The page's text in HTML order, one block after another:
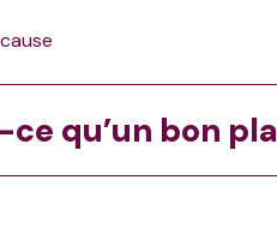
ce qu’un bon